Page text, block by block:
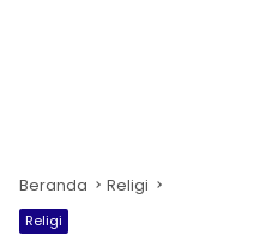
Beranda Religi
Religi